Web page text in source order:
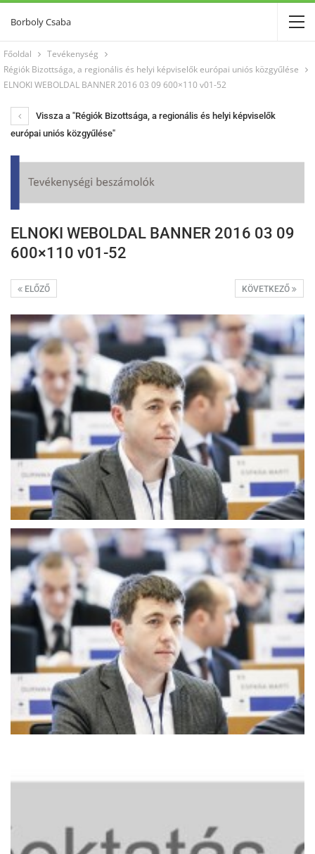
Borboly Csaba
Főoldal
Tevékenység
Régiók Bizottsága, a regionális és helyi képviselők európai uniós közgyűlése
ELNOKI WEBOLDAL BANNER 2016 03 09 600×110 v01-52
Vissza a "Régiók Bizottsága, a regionális és helyi képviselők
európai uniós közgyűlése"
ELNOKI WEBOLDAL BANNER 2016 03 09
600×110 v01-52
KÖVETKEZŐ
ELŐZŐ